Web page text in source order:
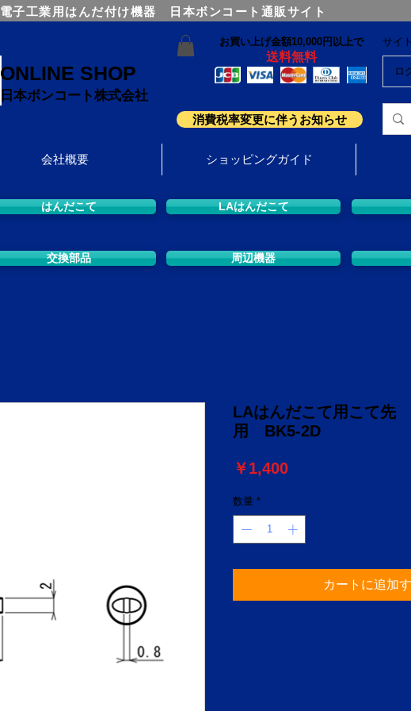
電子工業用はんだ付け機器 日本ボンコート通販サイト
ONLINE SHOP
日本ボンコート株式会社
お買い上げ金額10,000円以上で
送料無料
消費税率変更に伴うお知らせ
サイ
ロ
会社概要 ショッピングガイド
はんだこて LAはんだこて
交換部品 周辺機器
LAはんだこて用こて先
用 BK5-2D
￥1,400価
数量 *
カートに追加